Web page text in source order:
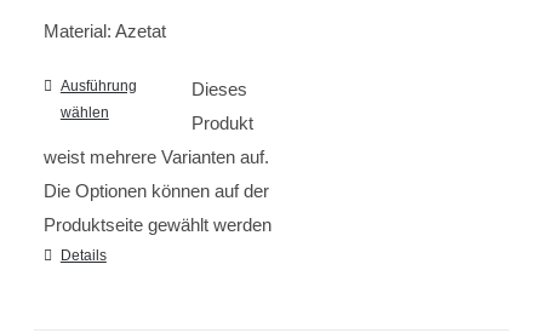
Material: Azetat
Ausführung
wählen
Dieses
Produkt
weist mehrere Varianten auf.
Die Optionen können auf der
Produktseite gewählt werden
Details